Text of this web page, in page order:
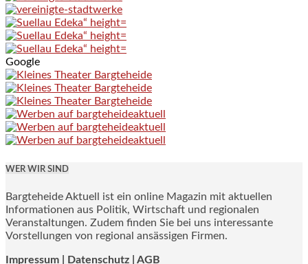
Google
WER WIR SIND
Bargteheide Aktuell ist ein online Magazin mit aktuellen
Informationen aus Politik, Wirtschaft und regionalen
Veranstaltungen. Zudem finden Sie bei uns interessante
Vorstellungen von regional ansässigen Firmen.
Impressum Datenschutz | AGB